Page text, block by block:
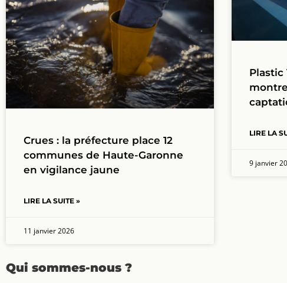
Crues : la préfecture place 12
communes de Haute-Garonne
en vigilance jaune
LIRE LA SUITE »
11 janvier 2026
Plastic
LIRE LA
9 janvier
Qui sommes-nous ?